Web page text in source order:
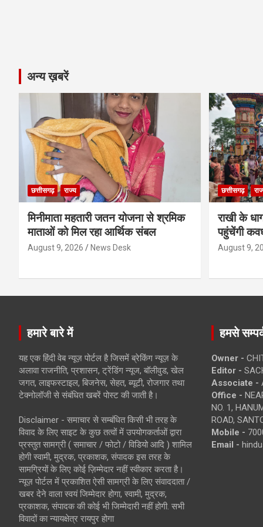
अन्य ख़बरें
छत्तीसगढ़ राज्य
मिनीमाता महतारी जतन योजना से श्रमिक
माताओं को मिल रहा आर्थिक संबल
August 9, 2026 News Desk
छत्तीसगढ़
राखी के
पहुंचेंगी
August 9,
हमारे बारे में
यह एक हिंदी वेब न्यूज़ पोर्टल है जिसमें ब्रेकिंग न्यूज़ के
अलावा राजनीति, प्रशासन, ट्रेंडिंग न्यूज, बॉलीवुड, खेल
जगत, लाइफस्टाइल, बिजनेस, सेहत, ब्यूटी, रोजगार तथा
टेक्नोलॉजी से संबंधित खबरें पोस्ट की जाती है।
Disclaimer - समाचार से सम्बंधित किसी भी तरह के
विवाद के लिए साइट के कुछ तत्वों में उपयोगकर्ताओं द्वारा
प्रस्तुत सामग्री ( समाचार / फोटो / विडियो आदि ) शामिल
होगी स्वामी, मुद्रक, प्रकाशक, संपादक इस तरह के
सामग्रियों के लिए कोई ज़िम्मेदार नहीं स्वीकार करता है।
न्यूज़ पोर्टल में प्रकाशित ऐसी सामग्री के लिए संवाददाता /
खबर देने वाला स्वयं जिम्मेदार होगा, स्वामी, मुद्रक,
प्रकाशक, संपादक की कोई भी जिम्मेदारी नहीं होगी. सभी
विवादों का न्यायक्षेत्र रायपुर होगा
हमसे
Owner -
Editor -
Associate -
Office -
NO. 1,
ROAD,
Mobile -
Email -